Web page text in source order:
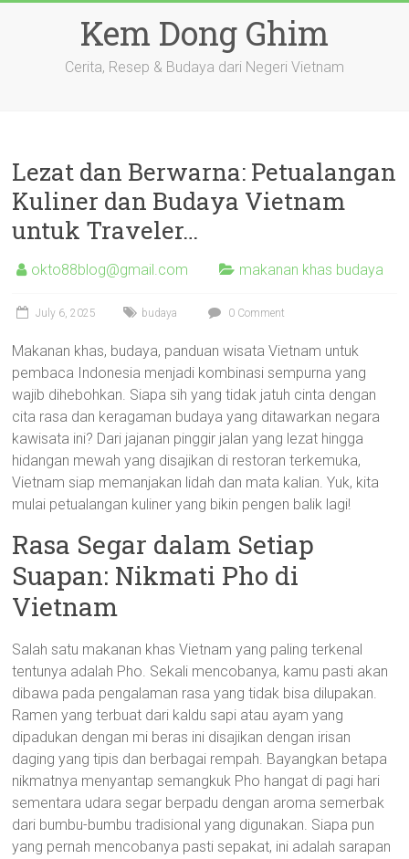
Kem Dong Ghim
Cerita, Resep & Budaya dari Negeri Vietnam
Lezat dan Berwarna: Petualangan
Kuliner dan Budaya Vietnam
untuk Traveler…
okto88blog@gmail.com makanan khas budaya
July 6, 2025 budaya 0 Comment
Makanan khas, budaya, panduan wisata Vietnam untuk
pembaca Indonesia menjadi kombinasi sempurna yang
wajib dihebohkan. Siapa sih yang tidak jatuh cinta dengan
cita rasa dan keragaman budaya yang ditawarkan negara
kawisata ini? Dari jajanan pinggir jalan yang lezat hingga
hidangan mewah yang disajikan di restoran terkemuka,
Vietnam siap memanjakan lidah dan mata kalian. Yuk, kita
mulai petualangan kuliner yang bikin pengen balik lagi!
Rasa Segar dalam Setiap
Suapan: Nikmati Pho di
Vietnam
Salah satu makanan khas Vietnam yang paling terkenal
tentunya adalah Pho. Sekali mencobanya, kamu pasti akan
dibawa pada pengalaman rasa yang tidak bisa dilupakan.
Ramen yang terbuat dari kaldu sapi atau ayam yang
dipadukan dengan mi beras ini disajikan dengan irisan
daging yang tipis dan berbagai rempah. Bayangkan betapa
nikmatnya menyantap semangkuk Pho hangat di pagi hari
sementara udara segar berpadu dengan aroma semerbak
dari bumbu-bumbu tradisional yang digunakan. Siapa pun
yang pernah mencobanya pasti sepakat, ini adalah sarapan